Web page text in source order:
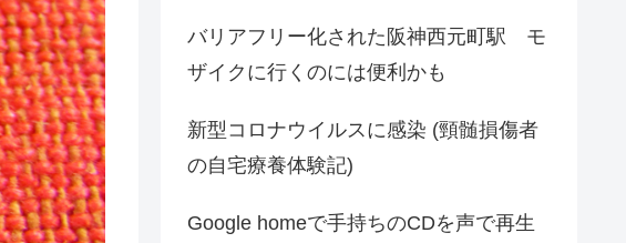
バリアフリー化された阪神西元町駅 モ
ザイクに行くのには便利かも
新型コロナウイルスに感染 (頸髄損傷者
の自宅療養体験記)
Google homeで手持ちのCDを声で再生